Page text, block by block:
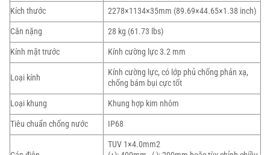
Kích thước
2278×1134×35mm (89.69×44.65×1.38 inch)
Cân nặng
28 kg (61.73 lbs)
Kính mặt trước
Kính cường lực 3.2 mm
Loại kính
Kính cường lực, có lớp phủ chống phản xạ,
chống bám bụi cực tốt
Loại khung
Khung hợp kim nhôm
Tiêu chuẩn chống nước
IP68
TUV 1×4.0mm2